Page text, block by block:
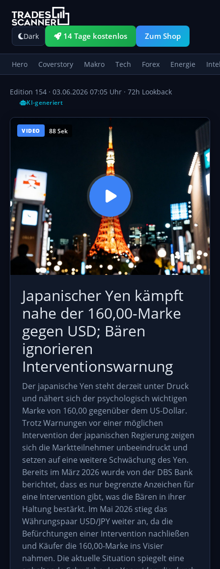
Dark 14 Tage kostenlos Zum Shop
Hero Coverstory Makro Tech Forex Energie
Edition 154 · 03.06.2026 07:05 Uhr · 72h Lookback
KI-generiert
VIDEO 88 Sek
Japanischer Yen kämpft
nahe der 160,00-Marke
gegen USD; Bären
ignorieren
Interventionswarnung
Der japanische Yen steht derzeit unter Druck
und nähert sich der psychologisch wichtigen
Marke von 160,00 gegenüber dem US-Dollar.
Trotz Warnungen vor einer möglichen
Intervention der japanischen Regierung zeigen
sich die Marktteilnehmer unbeeindruckt und
setzen auf eine weitere Schwächung des Yen.
Bereits im März 2026 wurde von der DBS Bank
berichtet, dass es nur begrenzte Anzeichen für
eine Intervention gibt, was die Bären in ihrer
Haltung bestärkt. Im Mai 2026 stieg das
Währungspaar USD/JPY weiter an, da die
Befürchtungen einer Intervention nachließen
und Käufer die 160,00-Marke ins Visier
nahmen. Die aktuelle Situation spiegelt eine